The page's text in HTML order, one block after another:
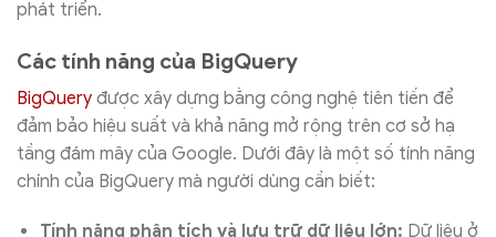
phát triển.
Các tính năng của BigQuery
BigQuery được xây dựng bằng công nghệ tiên tiến để
đảm bảo hiệu suất và khả năng mở rộng trên cơ sở hạ
tầng đám mây của Google. Dưới đây là một số tính năng
chính của BigQuery mà người dùng cần biết:
Tính năng phân tích và lưu trữ dữ liệu lớn: Dữ liệu ở